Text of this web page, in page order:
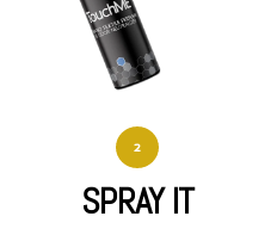
2
SPRAY IT